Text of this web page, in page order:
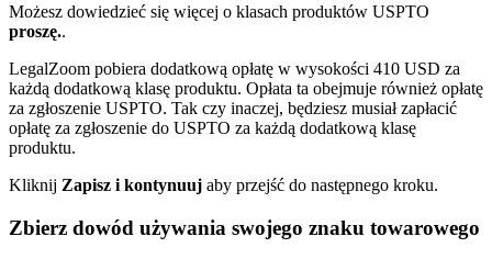
Możesz dowiedzieć się więcej o klasach produktów USPTO
proszę..
LegalZoom pobiera dodatkową opłatę w wysokości 410 USD za
każdą dodatkową klasę produktu. Opłata ta obejmuje również opłatę
za zgłoszenie USPTO. Tak czy inaczej, będziesz musiał zapłacić
opłatę za zgłoszenie do USPTO za każdą dodatkową klasę
produktu.
Kliknij Zapisz i kontynuuj aby przejść do następnego kroku.
Zbierz dowód używania swojego znaku towarowego